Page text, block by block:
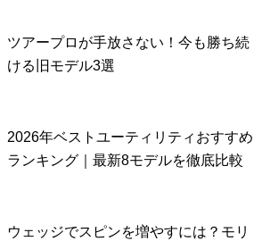
ツアープロが手放さない！今も勝ち続
ける旧モデル3選
2026年ベストユーティリティおすすめ
ランキング｜最新8モデルを徹底比較
ウェッジでスピンを増やすには？モリ